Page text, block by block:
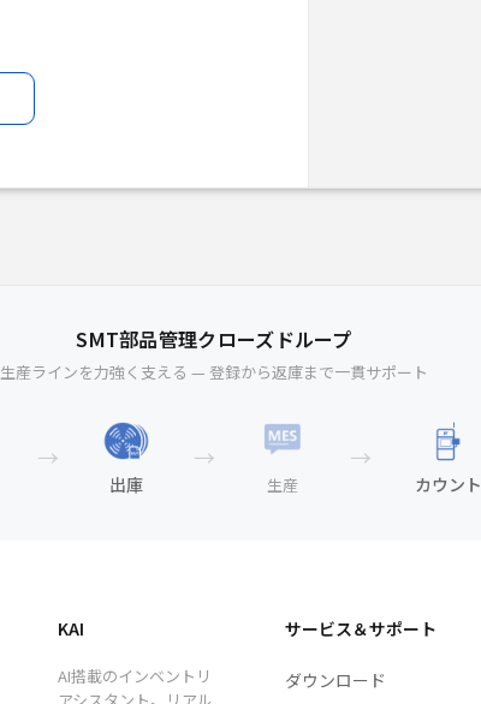
SMT部品管理クローズドループ
生産ラインを力強く支える — 登録から返庫まで一貫サポート
→
出庫
→
生産
→
カウント
KAI
AI搭載のインベントリ
サービス＆サポート
ダウンロード